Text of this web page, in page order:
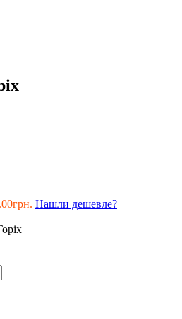
Нашли дешевле?